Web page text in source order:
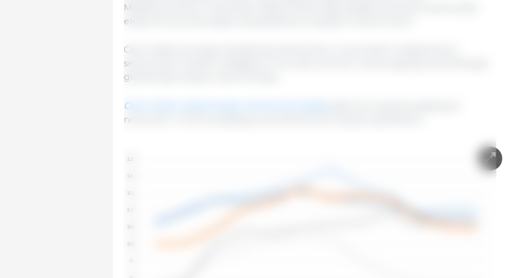
Międzynarodowe notowania mięsa drobiowego spadły, ponieważ duża podaż
eksportowa przeważyła nad globalnym popytem importowym.
Ceny mięsa owczego obniżyły się nieznacznie w warunkach zwiększonych
sezonowych dostaw trafiających na rynek, pomimo utrzymującego się solidnego
globalnego popytu importowego.
Ceny mięsa wieprzowego nieznacznie spadły
notowań w Unii Europejskiej, przy stłumionym popycie globalnym.